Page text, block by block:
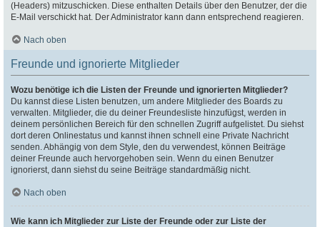
(Headers) mitzuschicken. Diese enthalten Details über den Benutzer, der die
E-Mail verschickt hat. Der Administrator kann dann entsprechend reagieren.
Nach oben
Freunde und ignorierte Mitglieder
Wozu benötige ich die Listen der Freunde und ignorierten Mitglieder?
Du kannst diese Listen benutzen, um andere Mitglieder des Boards zu
verwalten. Mitglieder, die du deiner Freundesliste hinzufügst, werden in
deinem persönlichen Bereich für den schnellen Zugriff aufgelistet. Du siehst
dort deren Onlinestatus und kannst ihnen schnell eine Private Nachricht
senden. Abhängig von dem Style, den du verwendest, können Beiträge
deiner Freunde auch hervorgehoben sein. Wenn du einen Benutzer
ignorierst, dann siehst du seine Beiträge standardmäßig nicht.
Nach oben
Wie kann ich Mitglieder zur Liste der Freunde oder zur Liste der